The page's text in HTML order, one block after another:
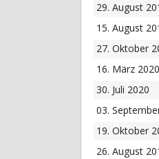
29. August
15. August
27. Oktober
16. März 2020
30. Juli 2020
03.
19. Oktober
26. August